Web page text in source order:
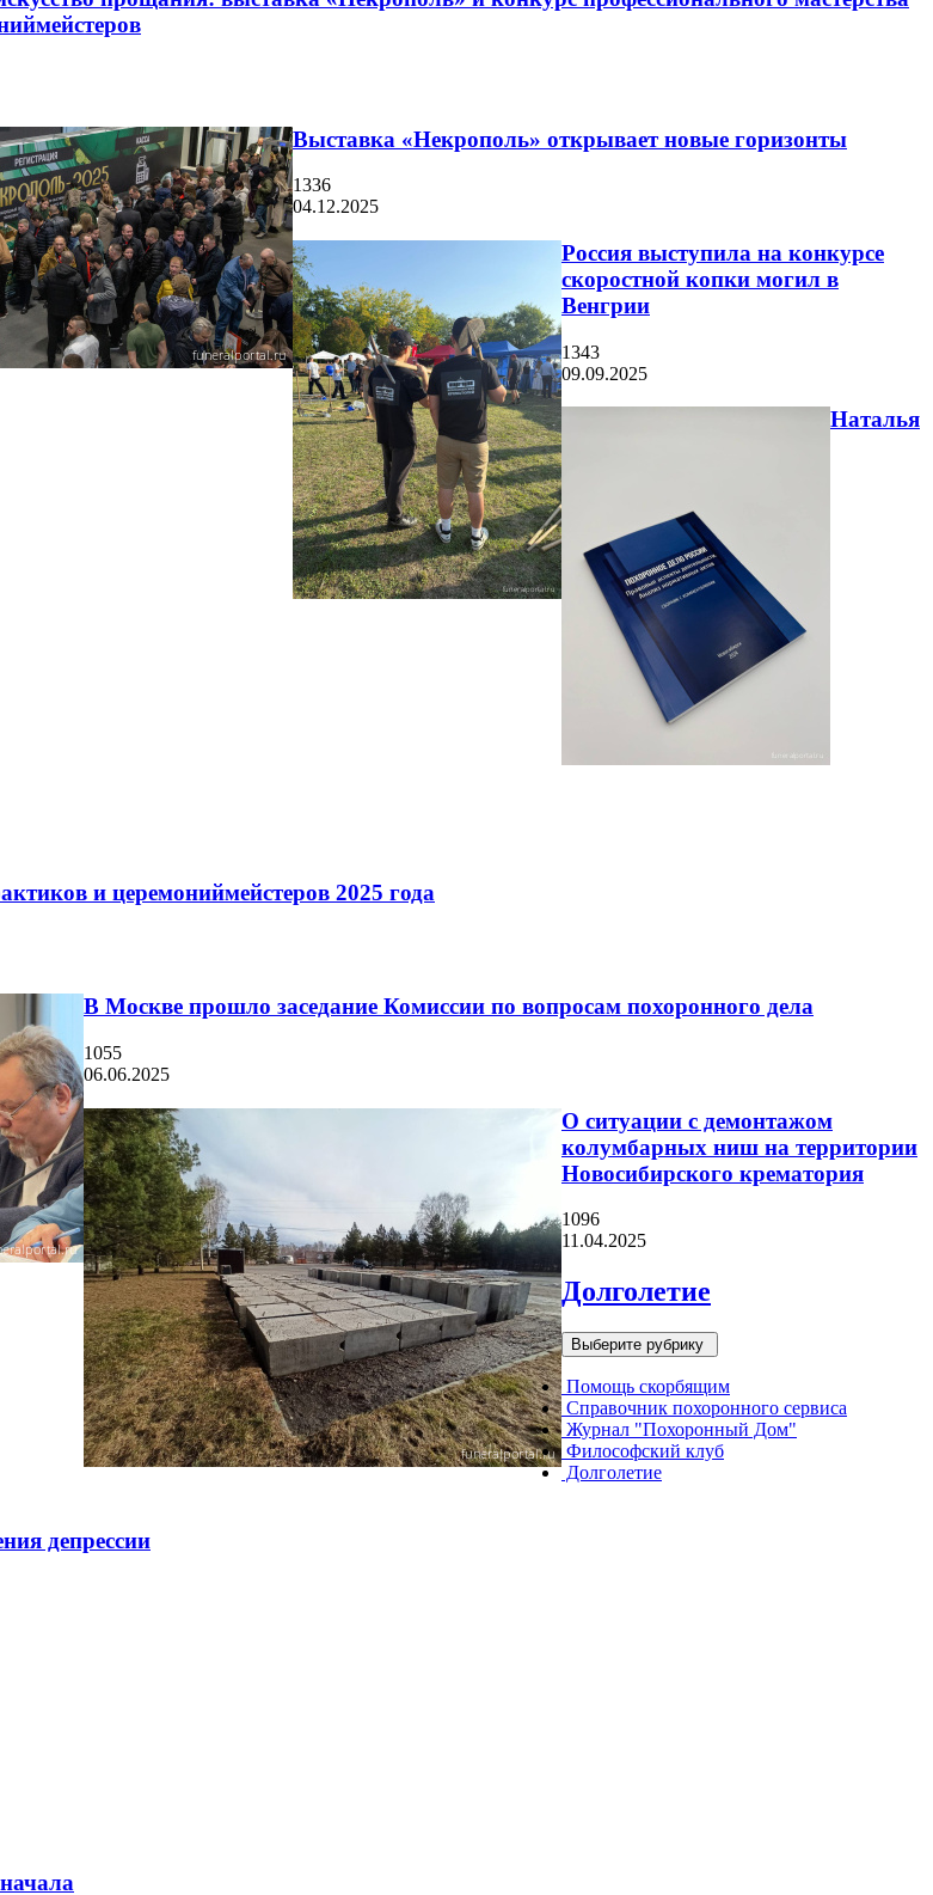
Выставка «Некрополь» открывает новые горизонты
1336
04.12.2025
Россия выступила на конкурсе
скоростной копки могил в
Венгрии
1343
09.09.2025
Наталья
и церемониймейстеров 2025 года
В Москве прошло заседание Комиссии по вопросам похоронного дела
1055
06.06.2025
О ситуации с демонтажом
колумбарных ниш на территории
Новосибирского крематория
1096
11.04.2025
Долголетие
Выберите рубрику
Помощь скорбящим
Справочник похоронного сервиса
Журнал "Похоронный Дом"
Философский клуб
Долголетие
депрессии